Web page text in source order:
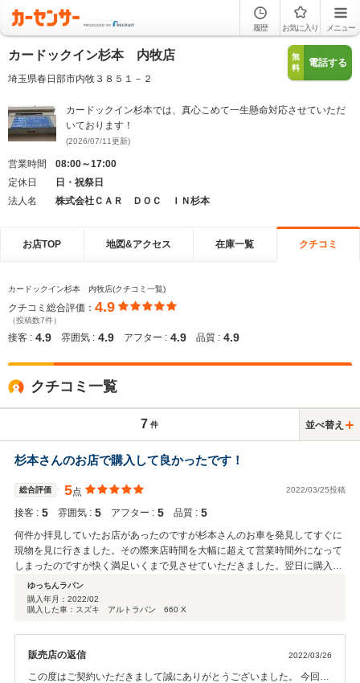
履歴 お気に入り メニュー
カードックイン杉本 内牧店
埼玉県春日部市内牧３８５１－２
無
料
電話する
カードックイン杉本では、真心こめて一生懸命対応させていただ
いております！
(2026/07/11更新)
営業時間
08:00～17:00
定休日
日・祝祭日
法人名
株式会社ＣＡＲ ＤＯＣ ＩＮ杉本
お店TOP 地図&アクセス 在庫一覧 クチコミ
カードックイン杉本 内牧店(クチコミ一覧)
クチコミ総合評価： 4.9
（投稿数7件）
接客 : 4.9 雰囲気 : 4.9 アフター : 4.9 品質 : 4.9
クチコミ一覧
7 件 並べ替え
杉本さんのお店で購入して良かったです！
総合評価 5点 2022/03/25投稿
接客 : 5 雰囲気 : 5 アフター : 5 品質 : 5
何件か拝見していたお店があったのですが杉本さんのお車を発見してすぐに
現物を見に行きました。その際来店時間を大幅に超えて営業時間外になって
しまったのですが快く満足いくまで見させていただきました。翌日に購入を
決めましたがその時も杉本さんのお人柄が分かるサービスなど感謝してもし
きれない程、良くしていただきました。 購入後、少し不具合がありすぐに連
絡させてもらっても快く対応、交換してくださいました。今ではすごく乗り
た。これからもお体には気を付けて下さい。 二人で今でも本当に感謝しかな
いと話題が出るほどです。 次回も機会があれば杉本さんに頼みたいくらいい
ゆっちんラパン
購入年月： 2022/02
購入した車：スズキ アルトラパン 660 X
販売店の返信 2022/03/26
この度はご契約いただきまして誠にありがとうございました。 今回は